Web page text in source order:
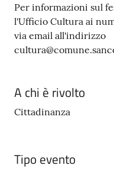
Per informazioni sul
l'Ufficio Cultura ai
via email all'indirizzo
A chi è rivolto
Cittadinanza
Tipo evento